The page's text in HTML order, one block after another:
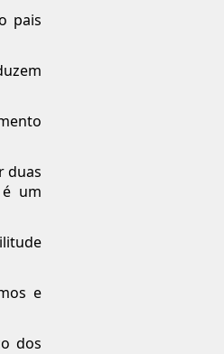
pais
duas
um
e
dos